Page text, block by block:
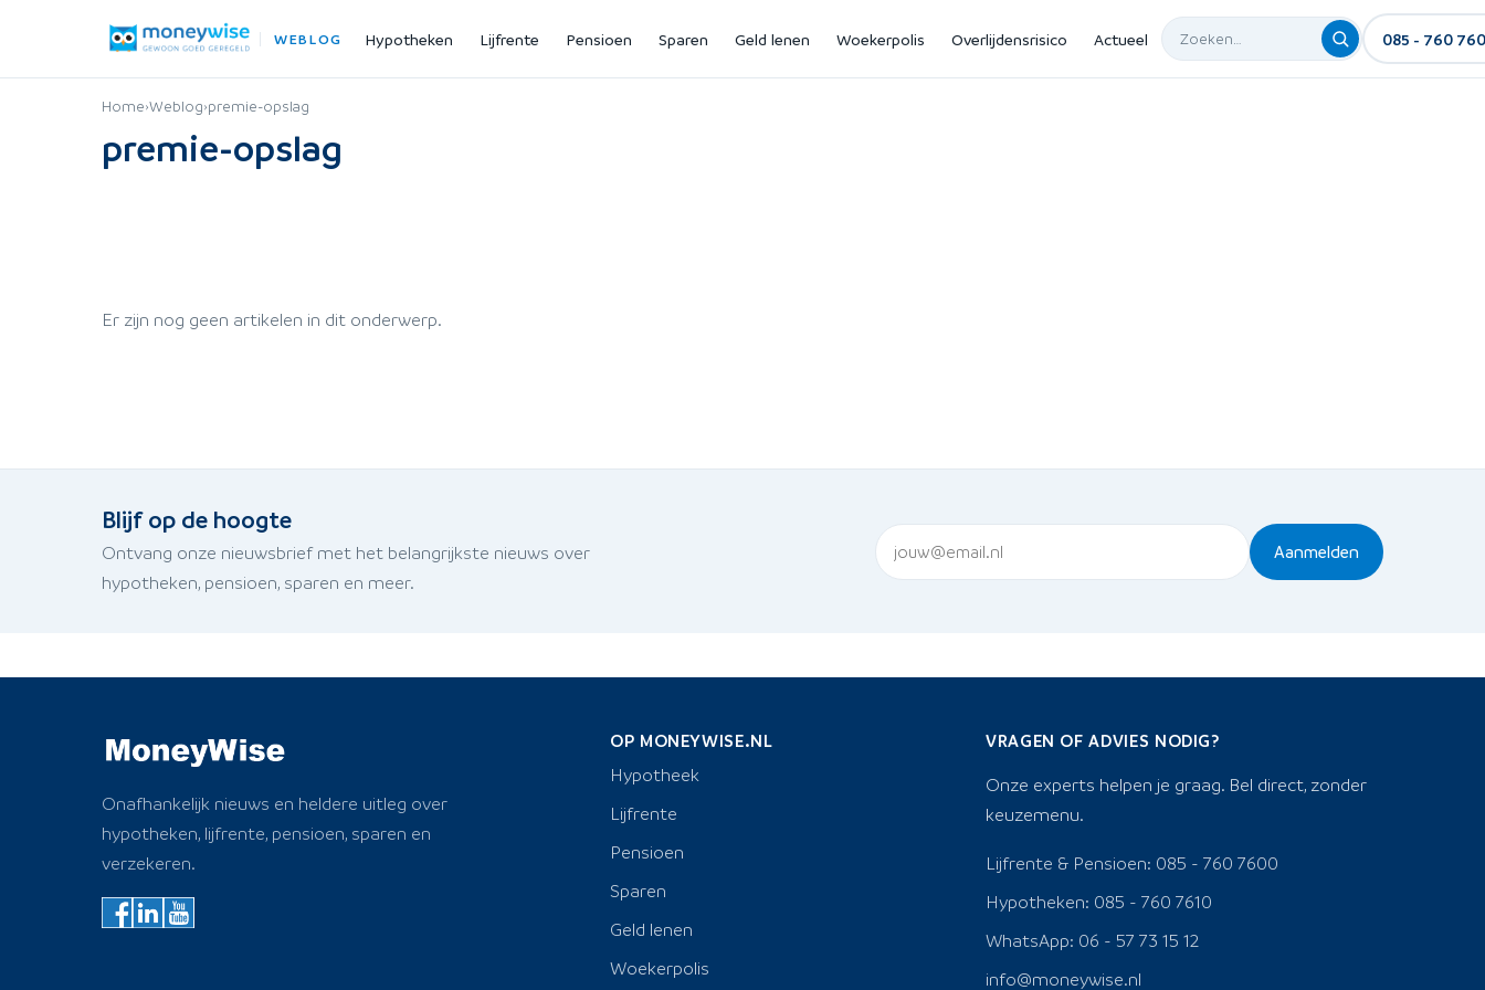
WEBLOG Hypotheken Lijfrente Pensioen Sparen Geld lenen Woekerpolis Overlijdensrisico Actueel 085 - 760
Home›Weblog›premie-opslag
premie-opslag
Er zijn nog geen artikelen in dit onderwerp.
Blijf op de hoogte
Ontvang onze nieuwsbrief met het belangrijkste nieuws over
hypotheken, pensioen, sparen en meer.
Aanmelden
Onafhankelijk nieuws en heldere uitleg over
hypotheken, lijfrente, pensioen, sparen en
verzekeren.
OP MONEYWISE.NL
Hypotheek
Lijfrente
Pensioen
Sparen
Geld lenen
Woekerpolis
VRAGEN OF ADVIES NODIG?
Onze experts helpen je graag. Bel direct, zonder
keuzemenu.
Lijfrente & Pensioen: 085 - 760 7600
Hypotheken: 085 - 760 7610
WhatsApp: 06 - 57 73 15 12
info@moneywise.nl